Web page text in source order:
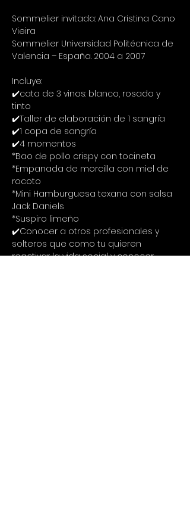
Sommelier invitada: Ana Cristina Cano
Vieira
Sommelier Universidad Politécnica de
Valencia – España. 2004 a 2007
Incluye:
✔️cata de 3 vinos: blanco, rosado y
tinto
✔️Taller de elaboración de 1 sangría
✔️1 copa de sangría
✔️4 momentos
*Bao de pollo crispy con tocineta
*Empanada de morcilla con miel de
rocoto
*Mini Hamburguesa texana con salsa
Jack Daniels
*Suspiro limeño
✔️Conocer a otros profesionales y
solteros que como tu quieren
reactivar la vida social y conocer